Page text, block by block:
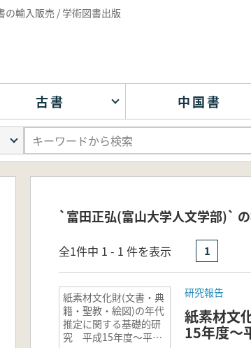
の輸入販売 / 学術図書出版
古書 中国書
`富田正弘(富山大学人文学部)`
全1件中 1 - 1 件を表示 1
紙素材文化財(文書・典
籍・聖教・絵図)の年代
推定に関する基礎的研
究 平成15年度～平成
研究報告
紙素材文
15年度～